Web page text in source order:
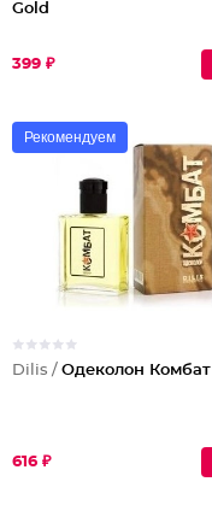
Gold
399 ₽
Рекомендуем
Dilis / Одеколон Комбат
616 ₽